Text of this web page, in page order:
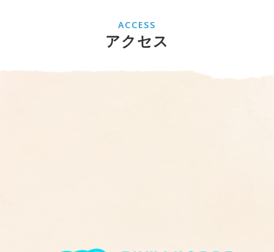
ACCESS
アクセス